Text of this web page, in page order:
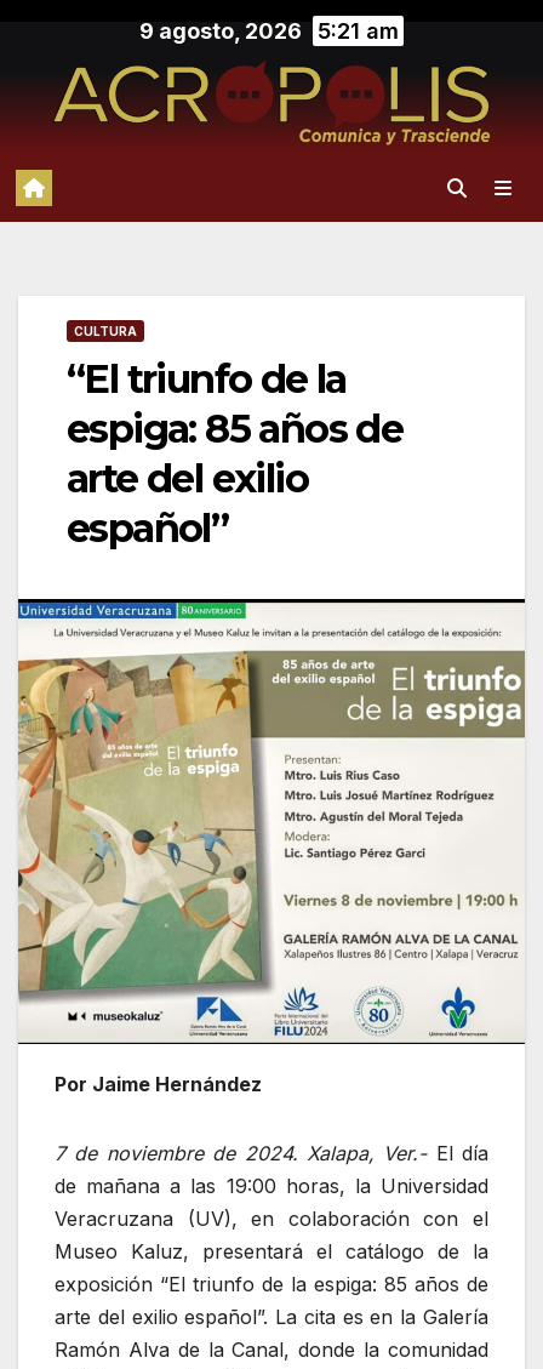
contenido
9 agosto, 2026 5:21 am
CULTURA
“El triunfo de la
espiga: 85 años de
arte del exilio
español”
Por Jaime Hernández
7 de noviembre de 2024. Xalapa, Ver.-El día
de mañana a las 19:00 horas, la Universidad
Veracruzana (UV), en colaboración con el
Museo Kaluz, presentará el catálogo de la
exposición “El triunfo de la espiga: 85 años de
arte del exilio español”. La cita es en la Galería
Ramón Alva de la Canal, donde la comunidad